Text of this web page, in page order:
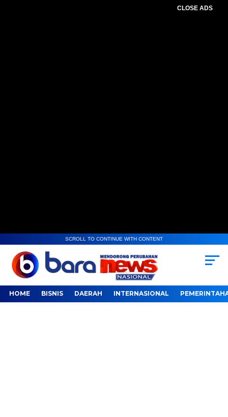
CLOSE ADS
SCROLL TO CONTINUE WITH CONTENT
HOME BISNIS DAERAH INTERNASIONAL